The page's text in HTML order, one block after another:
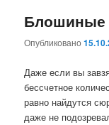
Блошиные
Опубликовано
Даже если вы
бессчетное
равно найдутся
даже не